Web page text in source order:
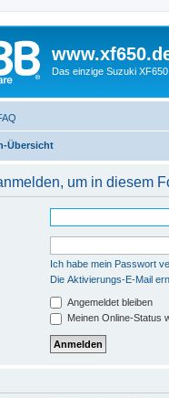
Das einzige Suzuki
Übersicht
um in diesem
Ich habe mein Passwort
Die Aktivierungs-E-Mail
Angemeldet bleiben
Meinen Online-Status